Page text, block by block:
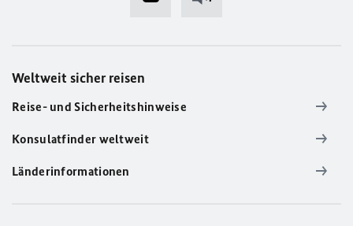
Weltweit sicher reisen
Reise- und Sicherheitshinweise
Konsulatfinder weltweit
Länderinformationen